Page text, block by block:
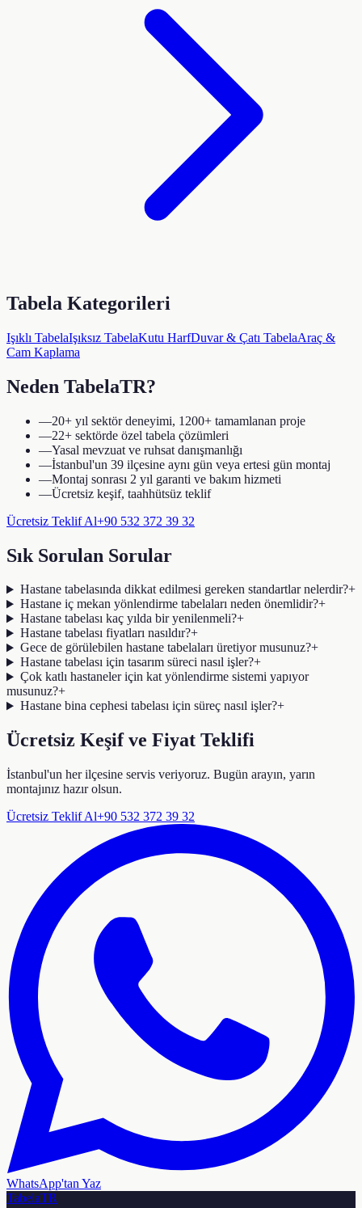
Tabela Kategorileri
Işıklı TabelaIşıksız TabelaKutu HarfDuvar & Çatı TabelaAraç &
Cam Kaplama
Neden TabelaTR?
—20+ yıl sektör deneyimi, 1200+ tamamlanan proje
—22+ sektörde özel tabela çözümleri
—Yasal mevzuat ve ruhsat danışmanlığı
—İstanbul'un 39 ilçesine aynı gün veya ertesi gün montaj
—Montaj sonrası 2 yıl garanti ve bakım hizmeti
—Ücretsiz keşif, taahhütsüz teklif
Ücretsiz Teklif Al+90 532 372 39 32
Sık Sorulan Sorular
Hastane tabelasında dikkat edilmesi gereken standartlar nelerdir?+
Hastane iç mekan yönlendirme tabelaları neden önemlidir?+
Hastane tabelası kaç yılda bir yenilenmeli?+
Hastane tabelası fiyatları nasıldır?+
Gece de görülebilen hastane tabelaları üretiyor musunuz?+
Hastane tabelası için tasarım süreci nasıl işler?+
Çok katlı hastaneler için kat yönlendirme sistemi yapıyor
musunuz?+
Hastane bina cephesi tabelası için süreç nasıl işler?+
Ücretsiz Keşif ve Fiyat Teklifi
İstanbul'un her ilçesine servis veriyoruz. Bugün arayın, yarın
montajınız hazır olsun.
Ücretsiz Teklif Al+90 532 372 39 32
WhatsApp'tan Yaz
TabelaTR